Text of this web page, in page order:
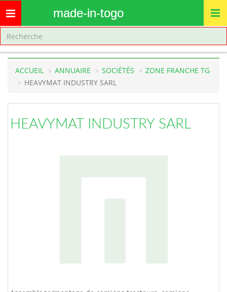
Toggle
navigation
made-in-togo
ACCUEIL ANNUAIRE SOCIÉTÉS
ZONE FRANCHE TG
HEAVYMAT INDUSTRY SARL
HEAVYMAT INDUSTRY SARL